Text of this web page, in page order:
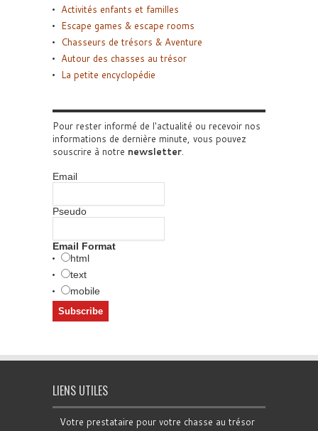
Activités enfants et familles
Escape games & escape rooms
Chasseurs de trésors & Aventure
Autour des chasses au trésor
La petite encyclopédie
Pour rester informé de l'actualité ou recevoir nos
informations de dernière minute, vous pouvez
souscrire à notre newsletter
Email
Pseudo
Email Format
html
text
mobile
LIENS UTILES
Votre prestataire pour votre chasse au trésor